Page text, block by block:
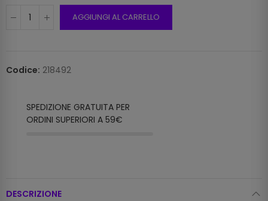
AGGIUNGI AL CARRELLO
Codice: 218492
SPEDIZIONE GRATUITA PER
ORDINI SUPERIORI A 59€
DESCRIZIONE